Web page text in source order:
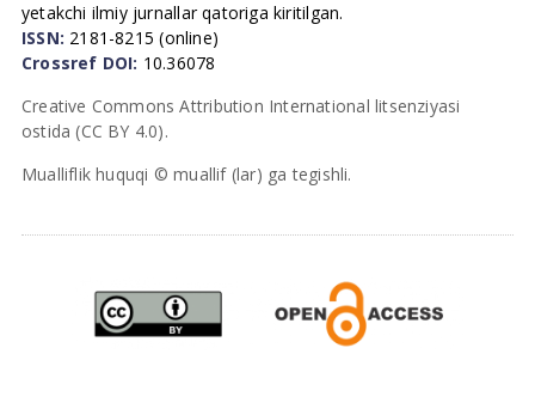
yetakchi ilmiy jurnallar qatoriga kiritilgan.
ISSN: 2181-8215 (online)
Crossref DOI: 10.36078
Creative Commons Attribution International litsenziyasi
ostida (CC BY 4.0).
Mualliflik huquqi © muallif (lar) ga tegishli.